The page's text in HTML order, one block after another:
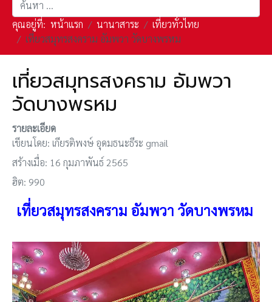
คุณอยู่ที่: หน้าแรก นานาสาระ
เที่ยวทั่วไทย
เที่ยวสมุทรสงคราม อัมพวา วัดบางพรหม
เที่ยวสมุทรสงคราม อัมพวา
วัดบางพรหม
รายละเอียด
เขียนโดย: เกียรติพงษ์ อุดมธนะธีระ gmail
สร้างเมื่อ: 16 กุมภาพันธ์ 2565
ฮิต: 990
เที่ยวสมุทรสงคราม อัมพวา วัดบางพรหม